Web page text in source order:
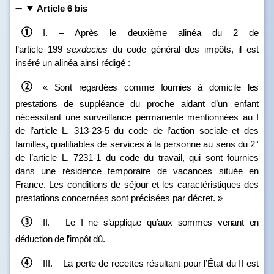
Article 6 bis
I. – Après le deuxième alinéa du 2 de
l’article 199sexdecies du code général des impôts, il est
inséré un alinéa ainsi rédigé :
«
Sont regardées comme fournies à domicile les
prestations de suppléancedu proche aidant d’un enfant
nécessitant une surveillance permanente mentionnées au I
de l’article L. 313‑23‑5 du code de l’action sociale et des
familles, qualifiables de services à la personne au sens du 2°
de l’article L. 7231‑1 du code du travail, qui sont fournies
dans une résidence temporaire de vacances située en
France. Les conditions de séjour et les caractéristiques des
prestations concernées sont précisées par décret. »
II. – Le
I ne s’applique qu’aux sommes venant en
déduction de l’impôt dû.
III. – La perte de recettes résultant pour l’État du II est